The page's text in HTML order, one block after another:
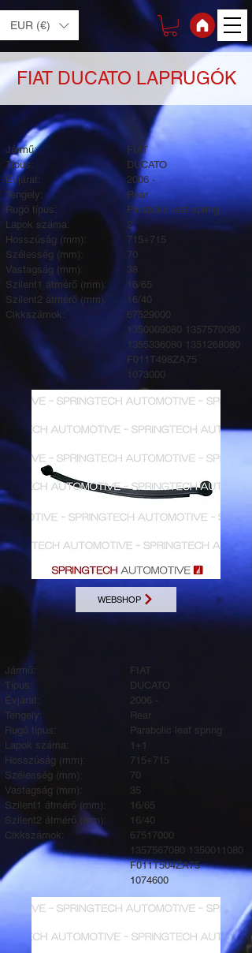
EUR (€)
FIAT DUCATO LAPRUGÓK
Jármű:
Típus:
Évjárat:
Tengely:
Rugó típus:
Lapok száma:
Hosszúság (mm):
Szélesség (mm):
Vastagság (mm):
Szilent1 átmérő (mm):
Szilent2 átmérő (mm):
Cikkszámok:
FIAT
DUCATO
2006 -
Rear
Parabolic leaf spring
2
715+715
70
38
16/65
16/40
67529000
1350009080 1357570080
1355336080 1351268080
F011T498ZA75
1073000
WEBSHOP
Jármű:
Típus:
Évjárat:
Tengely:
Rugó típus:
Lapok száma:
Hosszúság (mm):
Szélesség (mm):
Vastagság (mm):
Szilent1 átmérő (mm):
Szilent2 átmérő (mm):
Cikkszámok:
FIAT
DUCATO
2006 -
Rear
Parabolic leaf spring
1+1
715+715
70
35
16/65
16/40
67517000
1357567080 1350011080
F011T504ZA75
1074600